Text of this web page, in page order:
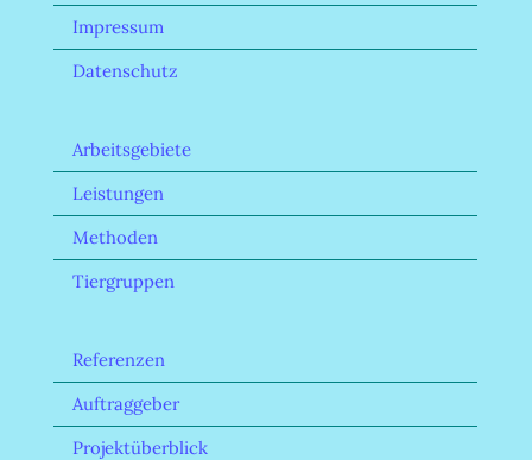
Impressum
Datenschutz
Arbeitsgebiete
Leistungen
Methoden
Tiergruppen
Referenzen
Auftraggeber
Projektüberblick